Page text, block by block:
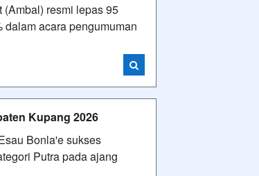
(Ambal) resmi lepas 95
acara pengumuman
Kupang 2026
Bonla'e sukses
Putra pada ajang